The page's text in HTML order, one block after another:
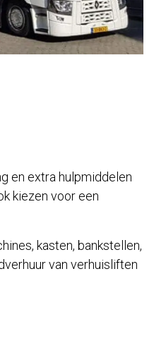
en extra hulpmiddelen
kiezen voor een
kasten, bankstellen,
van verhuisliften